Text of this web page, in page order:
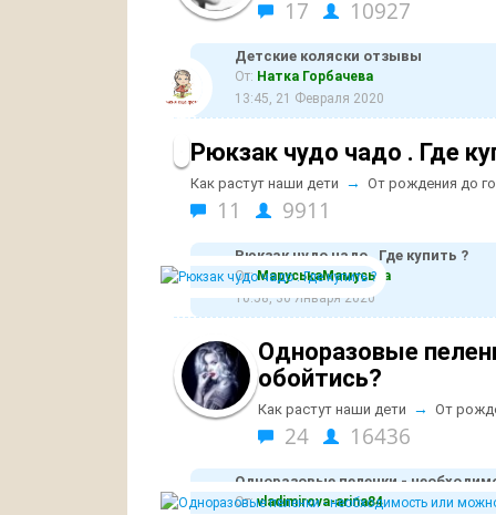
17 10927
Детские коляски отзывы
От: Натка Горбачева
13:45, 21 Февраля 2020
Рюкзак чудо чадо . Где
Как растут наши дети → От рождения до
11 9911
Рюкзак чудо чадо . Где купить ?
От:МаруськаМамуська
10:58, 30 Января 2020
Одноразовые
обойтись?
Как растут наши дети → От
24 16436
Одноразовые пеленки -
От:vladimirova-arina84